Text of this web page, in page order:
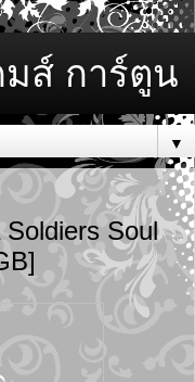
ส์ การ์ตูน
▼
Soul